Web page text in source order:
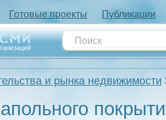
Готовые проекты Публикации
и рынка недвижимости